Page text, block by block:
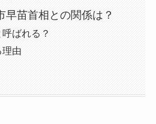
早苗首相との関係は？
ばれる？
由